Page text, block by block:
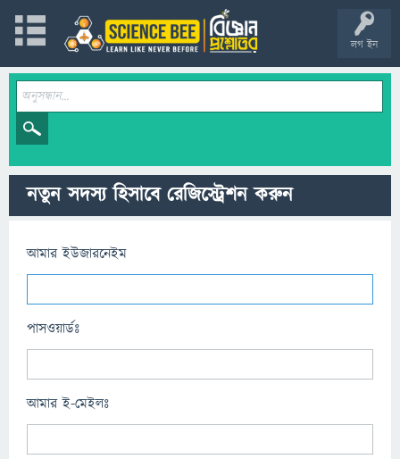
লগ ইন
নতুন সদস্য হিসাবে রেজিস্ট্রেশন করুন
আমার ইউজারনেইম
পাসওয়ার্ডঃ
আমার ই-মেইলঃ